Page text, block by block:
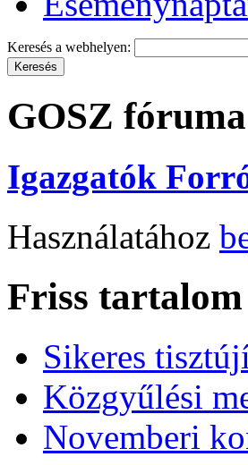
Keresés a webhelyen:
GOSZ fóruma
Igazgatók
Használatához
Friss tartalom
Sikeres
Közgyűlési
Novemberi